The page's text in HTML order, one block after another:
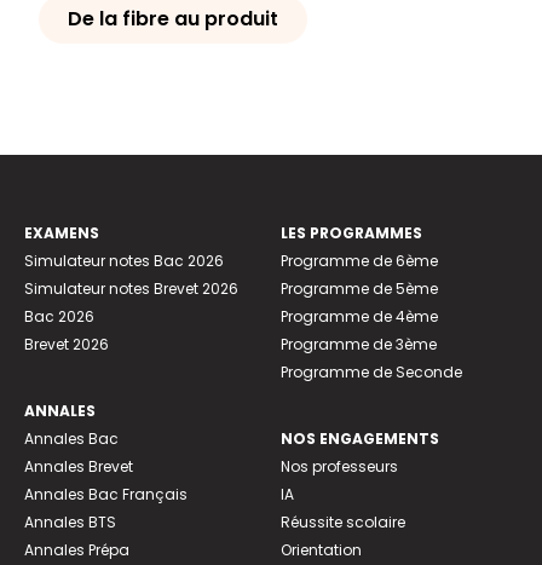
De la fibre au produit
EXAMENS
Simulateur notes Bac 2026
Simulateur notes Brevet 2026
Bac 2026
Brevet 2026
ANNALES
Annales Bac
Annales Brevet
Annales Bac Français
Annales BTS
Annales Prépa
LES PROGRAMMES
Programme de 6ème
Programme de 5ème
Programme de 4ème
Programme de 3ème
Programme de Seconde
NOS ENGAGEMENTS
Nos professeurs
IA
Réussite scolaire
Orientation